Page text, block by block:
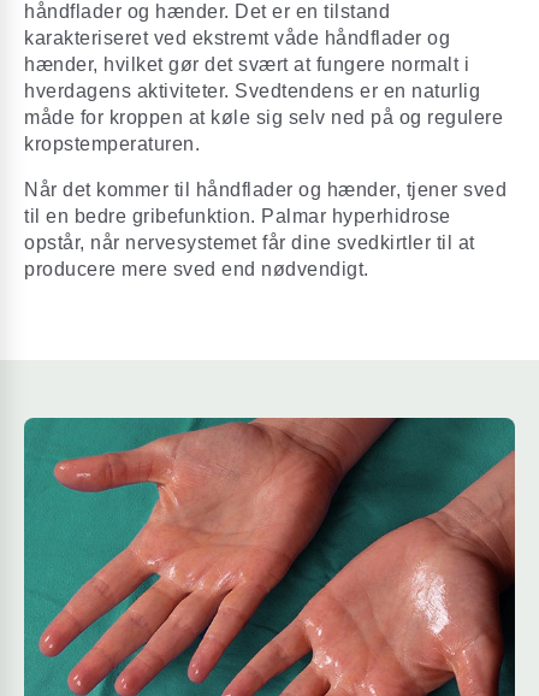
håndflader og hænder. Det er en tilstand
karakteriseret ved ekstremt våde håndflader og
hænder, hvilket gør det svært at fungere normalt i
hverdagens aktiviteter. Svedtendens er en naturlig
måde for kroppen at køle sig selv ned på og regulere
kropstemperaturen.
Når det kommer til håndflader og hænder, tjener sved
til en bedre gribefunktion. Palmar hyperhidrose
opstår, når nervesystemet får dine svedkirtler til at
producere mere sved end nødvendigt.